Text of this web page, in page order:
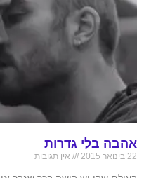
אהבה בלי גדרות
22 בינואר 2015 אין תגובות